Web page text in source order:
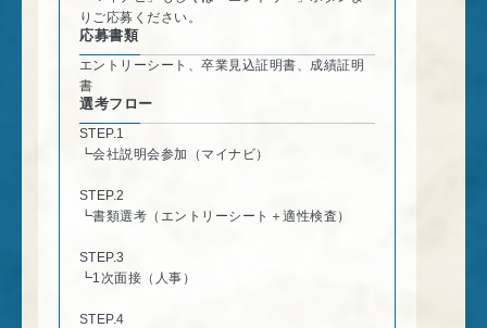
りご応募ください。
応募書類
エントリーシート、卒業見込証明書、成績証明
書
選考フロー
STEP.1
┗会社説明会参加（マイナビ）
STEP.2
┗書類選考（エントリーシート＋適性検査）
STEP.3
┗1次面接（人事）
STEP.4